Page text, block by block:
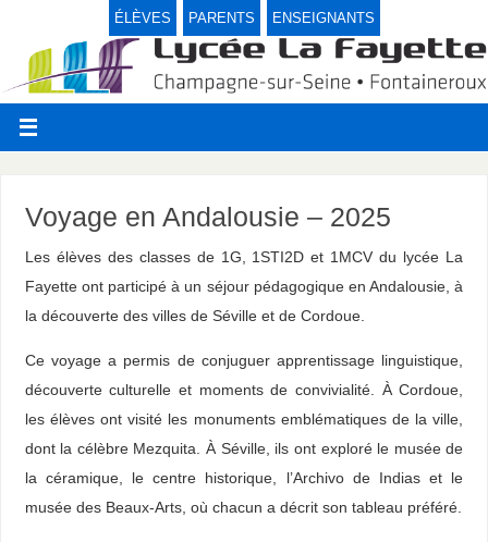
ÉLÈVES PARENTS ENSEIGNANTS
Voyage en Andalousie – 2025
Les élèves des classes de 1G, 1STI2D et 1MCV du lycée La
Fayette ont participé à un séjour pédagogique en Andalousie, à
la découverte des villes de Séville et de Cordoue.
Ce voyage a permis de conjuguer apprentissage linguistique,
découverte culturelle et moments de convivialité. À Cordoue,
les élèves ont visité les monuments emblématiques de la ville,
dont la célèbre Mezquita. À Séville, ils ont exploré le musée de
la céramique, le centre historique, l’Archivo de Indias et le
musée des Beaux-Arts, où chacun a décrit son tableau préféré.